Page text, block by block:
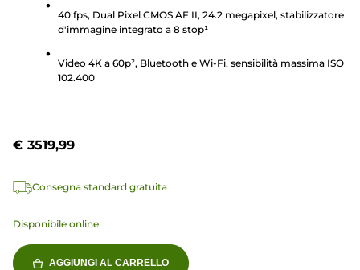
recensioni
40 fps, Dual Pixel CMOS AF II, 24.2 megapixel, stabilizzatore
d'immagine integrato a 8 stop¹
Video 4K a 60p², Bluetooth e Wi-Fi, sensibilità massima ISO
102.400
€ 3519,99
Consegna standard gratuita
Disponibile online
AGGIUNGI AL CARRELLO